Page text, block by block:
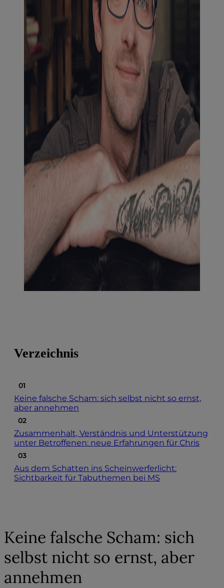
Verzeichnis
Keine falsche Scham: sich selbst nicht so ernst,
aber annehmen
Zusammenhalt, Verständnis und Unterstützung
unter Betroffenen: neue Erfahrungen für Chris
Aus dem Schatten ins Scheinwerferlicht:
Sichtbarkeit für Tabuthemen bei MS
Keine falsche Scham: sich
selbst nicht so ernst, aber
annehmen